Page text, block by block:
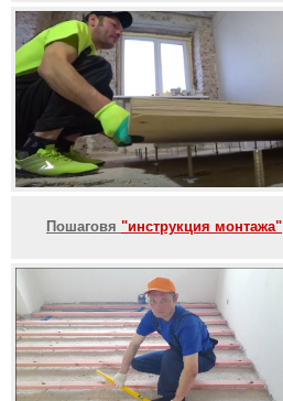
Пошаговя "инструкция монтажа"